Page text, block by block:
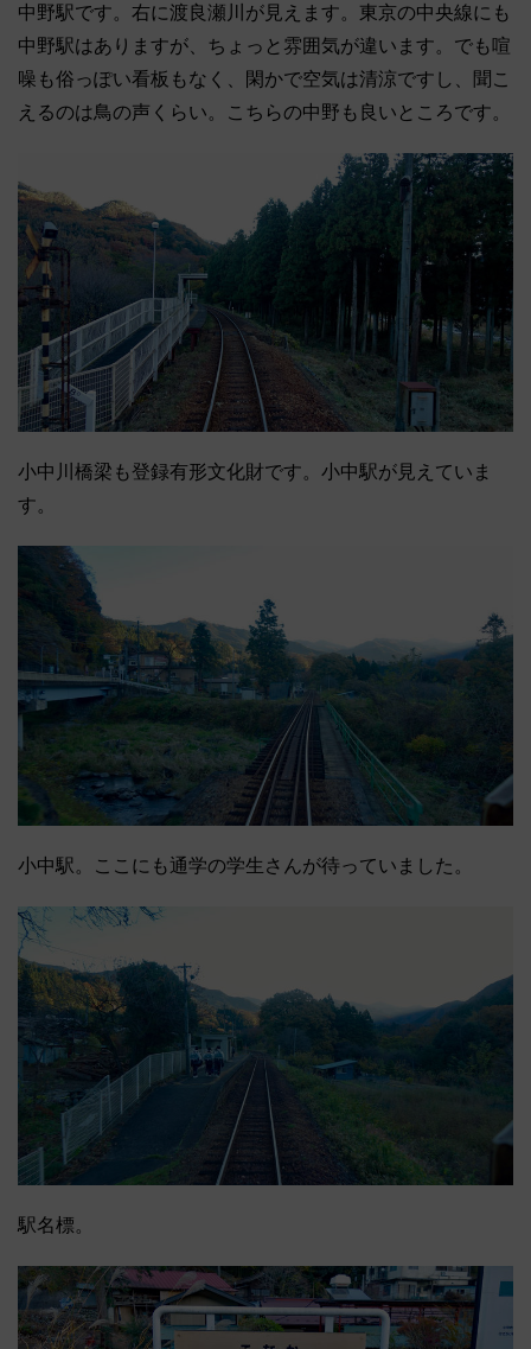
中野駅です。右に渡良瀬川が見えます。東京の中央線にも
中野駅はありますが、ちょっと雰囲気が違います。でも喧
噪も俗っぽい看板もなく、閑かで空気は清涼ですし、聞こ
えるのは鳥の声くらい。こちらの中野も良いところです。
小中川橋梁も登録有形文化財です。小中駅が見えていま
す。
小中駅。ここにも通学の学生さんが待っていました。
駅名標。